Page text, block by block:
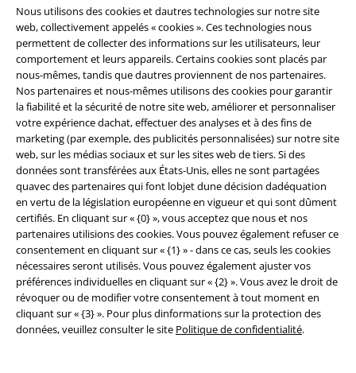
Nous utilisons des cookies et dautres technologies sur notre site
web, collectivement appelés « cookies ». Ces technologies nous
permettent de collecter des informations sur les utilisateurs, leur
comportement et leurs appareils. Certains cookies sont placés par
nous-mêmes, tandis que dautres proviennent de nos partenaires.
Nos partenaires et nous-mêmes utilisons des cookies pour garantir
la fiabilité et la sécurité de notre site web, améliorer et personnaliser
votre expérience dachat, effectuer des analyses et à des fins de
marketing (par exemple, des publicités personnalisées) sur notre site
web, sur les médias sociaux et sur les sites web de tiers. Si des
données sont transférées aux États-Unis, elles ne sont partagées
quavec des partenaires qui font lobjet dune décision dadéquation
en vertu de la législation européenne en vigueur et qui sont dûment
certifiés. En cliquant sur « {0} », vous acceptez que nous et nos
partenaires utilisions des cookies. Vous pouvez également refuser ce
consentement en cliquant sur « {1} » - dans ce cas, seuls les cookies
nécessaires seront utilisés. Vous pouvez également ajuster vos
préférences individuelles en cliquant sur « {2} ». Vous avez le droit de
révoquer ou de modifier votre consentement à tout moment en
cliquant sur « {3} ». Pour plus dinformations sur la protection des
données, veuillez consulter le site Politique de confidentialité.
Réseau d'Affiliation
Durabilité
Communauté